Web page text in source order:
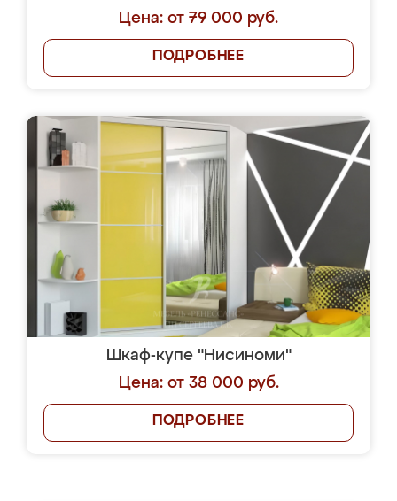
Цена: от 79 000 руб.
ПОДРОБНЕЕ
Шкаф-купе "Нисиноми"
Цена: от 38 000 руб.
ПОДРОБНЕЕ